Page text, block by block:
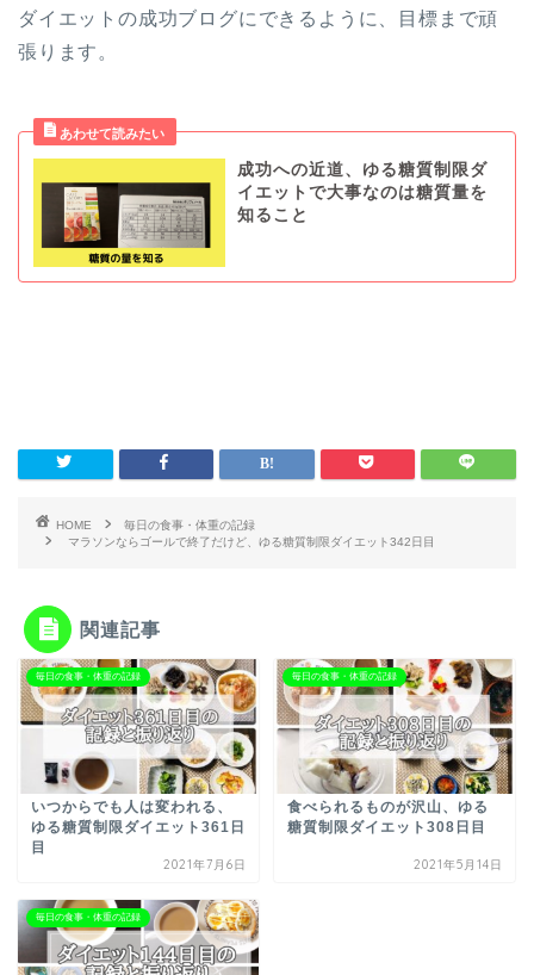
ダイエットの成功ブログにできるように、目標まで頑
張ります。
成功への近道、ゆる糖質制限ダ
イエットで大事なのは糖質量を
知ること
HOME
毎日の食事・体重の記録
マラソンならゴールで終了だけど、ゆる糖質制限ダイエット342日目
関連記事
毎日の食事・体重の記録
いつからでも人は変われる、
ゆる糖質制限ダイエット361日
目
2021年7月6日
毎日の食事・体重の記録
食べられるものが沢山、ゆる
糖質制限ダイエット308日目
2021年5月14日
毎日の食事・体重の記録